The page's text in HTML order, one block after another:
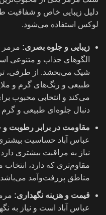
دلیل زیبایی خاص و شفافیت
لوکس استفاده می‌شود.
زیبایی و جلوه بصری: مرمر
الگوهای جذاب و متنوعی
شیک می‌بخشد. از طرفی،
طبیعی و رنگ‌های گرم و
می‌کند و انتخابی محبوب
دنبال جلوه‌ای طبیعی و گرم
مقاومت در برابر رطوبت
عباس آباد حساسیت
نیاز به مراقبت بیشتری
مقاوم‌تری که دارد،
مناطق پررفت‌وآمد
قیمت و هزینه نگهداری:
عباس آباد است و نیاز به